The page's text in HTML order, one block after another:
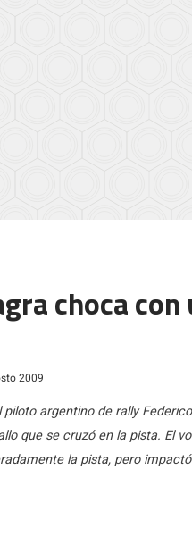
choca
2009
argentino de rally
que se cruzó en la pista. El
la pista, pero